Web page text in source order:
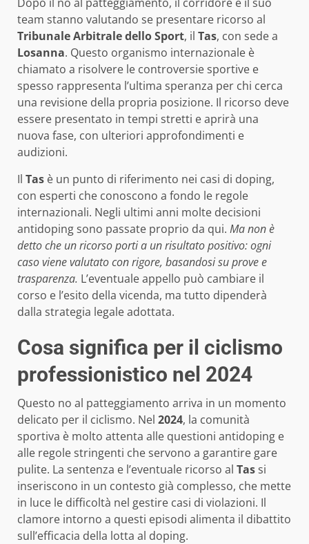
team stanno valutando se presentare ricorso al
Tribunale Arbitrale dello Sport, il Tas, con sede a
Losanna. Questo organismo internazionale è
chiamato a risolvere le controversie sportive e
spesso rappresenta l’ultima speranza per chi cerca
una revisione della propria posizione. Il ricorso deve
essere presentato in tempi stretti e aprirà una
nuova fase, con ulteriori approfondimenti e
audizioni.
Il Tas è un punto di riferimento nei casi di doping,
con esperti che conoscono a fondo le regole
internazionali. Negli ultimi anni molte decisioni
antidoping sono passate proprio da qui. Ma non è
detto che un ricorso porti a un risultato positivo: ogni
caso viene valutato con rigore, basandosi su prove e
trasparenza. L’eventuale appello può cambiare il
corso e l’esito della vicenda, ma tutto dipenderà
dalla strategia legale adottata.
Cosa significa per il ciclismo
professionistico nel 2024
Questo no al patteggiamento arriva in un momento
delicato per il ciclismo. Nel 2024, la comunità
sportiva è molto attenta alle questioni antidoping e
alle regole stringenti che servono a garantire gare
pulite. La sentenza e l’eventuale ricorso al Tassi
inseriscono in un contesto già complesso, che mette
in luce le difficoltà nel gestire casi di violazioni. Il
clamore intorno a questi episodi alimenta il dibattito
sull’efficacia della lotta al doping.